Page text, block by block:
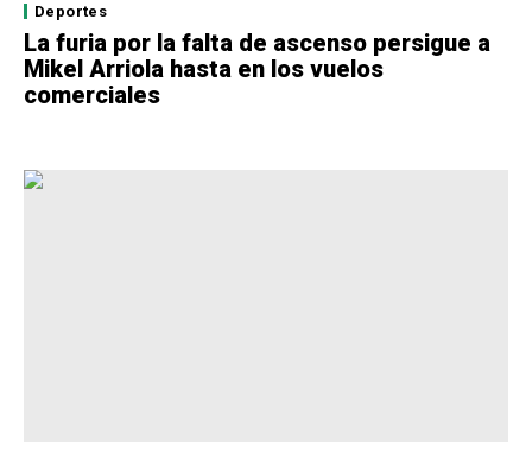
Deportes
La furia por la falta de ascenso persigue a
Mikel Arriola hasta en los vuelos
comerciales